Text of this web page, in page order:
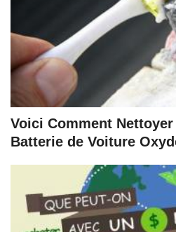
Voici Comment
Batterie de Voiture